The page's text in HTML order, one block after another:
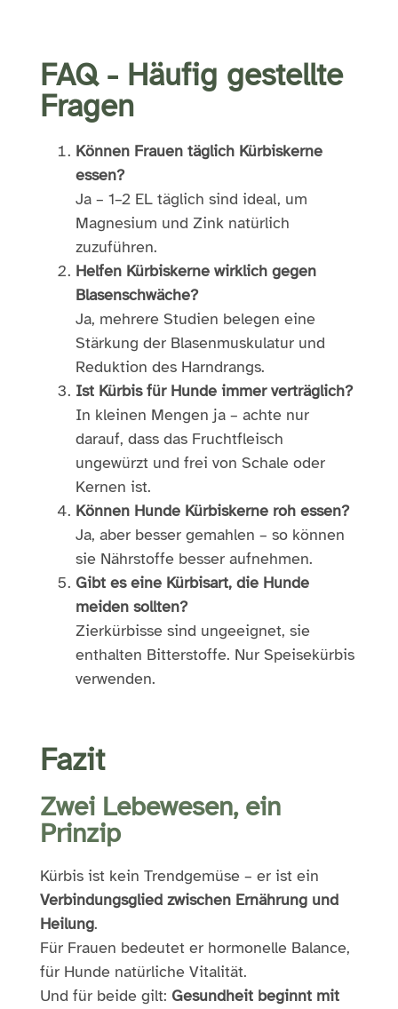
FAQ - Häufig gestellte
Fragen
Können Frauen täglich Kürbiskerne
essen?
Ja – 1–2 EL täglich sind ideal, um
Magnesium und Zink natürlich
zuzuführen.
Helfen Kürbiskerne wirklich gegen
Blasenschwäche?
Ja, mehrere Studien belegen eine
Stärkung der Blasenmuskulatur und
Reduktion des Harndrangs.
Ist Kürbis für Hunde immer verträglich?
In kleinen Mengen ja – achte nur
darauf, dass das Fruchtfleisch
ungewürzt und frei von Schale oder
Kernen ist.
Können Hunde Kürbiskerne roh essen?
Ja, aber besser gemahlen – so können
sie Nährstoffe besser aufnehmen.
Gibt es eine Kürbisart, die Hunde
meiden sollten?
Zierkürbisse sind ungeeignet, sie
enthalten Bitterstoffe. Nur Speisekürbis
verwenden.
Fazit
Zwei Lebewesen, ein
Prinzip
Kürbis ist kein Trendgemüse – er ist ein
Verbindungsglied zwischen Ernährung und
Heilung.
Für Frauen bedeutet er hormonelle Balance,
für Hunde natürliche Vitalität.
Und für beide gilt: Gesundheit beginnt mit